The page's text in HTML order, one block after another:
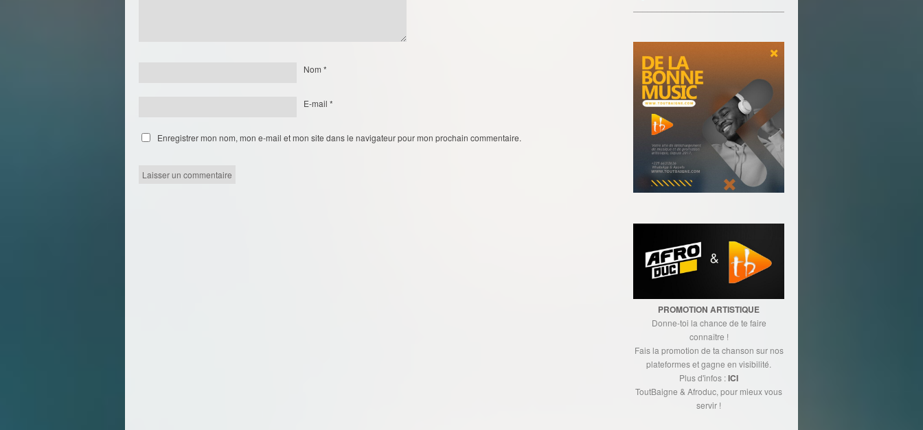
Nom *
E-mail *
Enregistrer mon nom, mon e-mail et mon site dans le navigateur pour mon prochain commentaire.
PROMOTION ARTISTIQUE
Donne-toi la chance de te faire
connaître !
Fais la promotion de ta chanson sur nos
plateformes et gagne en visibilité.
Plus d'infos :ICI
ToutBaigne & Afroduc, pour mieux vous
servir !